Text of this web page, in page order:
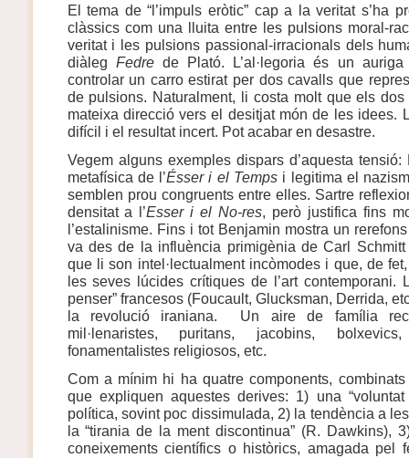
El tema de “l’impuls eròtic” cap a la veritat s’ha
clàssics com una lluita entre les pulsions moral-
veritat i les pulsions passional-irracionals dels
diàleg Fedrede Plató. L’al·legoria és un
controlar un carro estirat per dos cavalls que
de pulsions. Naturalment, li costa molt que els
mateixa direcció vers el desitjat món de les idees.
difícil i el resultat incert. Pot acabar en desastre.
Vegem alguns exemples dispars d’aquesta
metafísica de l’Ésser i el Temps i legitima el
semblen prou congruents entre elles. Sartre
densitat a l’Esser i el No-res , però justifica fins
l’estalinisme. Fins i tot Benjamin mostra un
va des de la influència primigènia de Carl
que li son intel·lectualment incòmodes i que, de
les seves lúcides crítiques de l’art contemporani.
penser” francesos (Foucault, Glucksman, Derrida,
la revolució iraniana. Un aire de família
mil·lenaristes, puritans, jacobins,
fonamentalistes religiosos, etc.
Com a mínim hi ha quatre components,
que expliquen aquestes derives: 1) una “voluntat
política, sovint poc dissimulada, 2) la tendència a
la “tirania de la ment discontinua” (R. Dawkins),
coneixements científics o històrics, amagada pel